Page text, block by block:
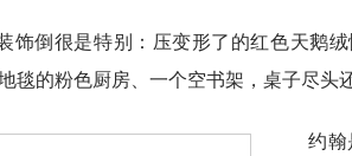
饰倒很是特别：压变形了的红色天鹅
毯的粉色厨房、一个空书架，桌子尽头
约